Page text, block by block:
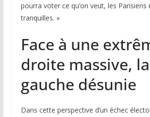
pourra voter ce qu’on veut, les
tranquilles. »
Face à une
droite massive, la
gauche désunie
Dans cette perspective d’un échec